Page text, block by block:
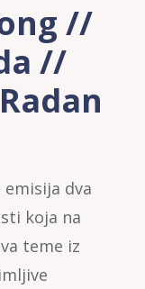
//
//
dva
koja na
teme iz